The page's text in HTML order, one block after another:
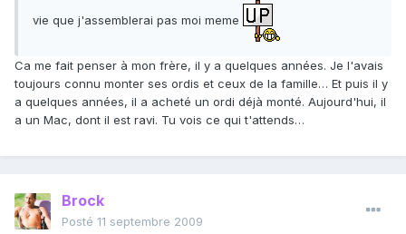
vie que j'assemblerai pas moi meme
Ca me fait penser à mon frère, il y a quelques années. Je l'avais
toujours connu monter ses ordis et ceux de la famille… Et puis il y
a quelques années, il a acheté un ordi déjà monté. Aujourd'hui, il
a un Mac, dont il est ravi. Tu vois ce qui t'attends…
Brock
Posté 11 septembre 2009